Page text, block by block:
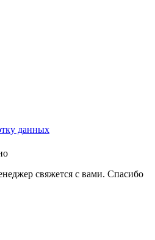
данных
свяжется с вами. Спасибо